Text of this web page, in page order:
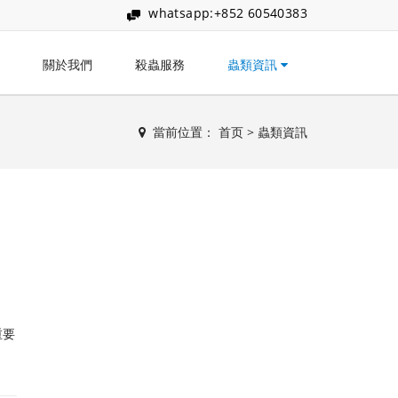
whatsapp:+852 60540383
關於我們 殺蟲服務 蟲類資訊
當前位置： 首页 > 蟲類資訊